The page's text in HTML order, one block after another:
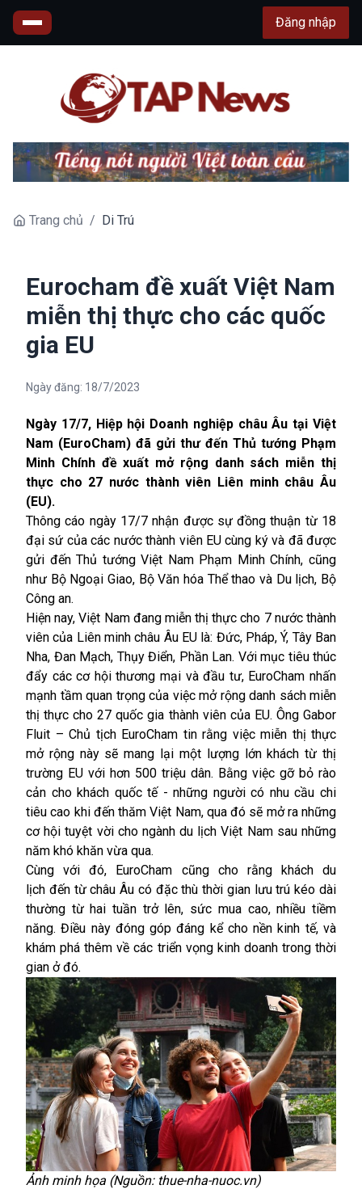
Đăng nhập
Trang chủ / Di Trú
Eurocham đề xuất Việt Nam
miễn thị thực cho các quốc
gia EU
Ngày đăng: 18/7/2023
Ngày 17/7, Hiệp hội Doanh nghiệp châu Âu tại Việt
Nam (EuroCham) đã gửi thư đến Thủ tướng Phạm
Minh Chính đề xuất mở rộng danh sách miễn thị
thực cho 27 nước thành viên Liên minh châu Âu
(EU).
Thông cáo ngày 17/7 nhận được sự đồng thuận từ 18
đại sứ của các nước thành viên EU cùng ký và đã được
gửi đến Thủ tướng Việt Nam Phạm Minh Chính, cũng
như Bộ Ngoại Giao, Bộ Văn hóa Thể thao và Du lịch, Bộ
Công an.
Hiện nay, Việt Nam đang miễn thị thực cho 7 nước thành
viên của Liên minh châu Âu EU là: Đức, Pháp, Ý, Tây Ban
Nha, Đan Mạch, Thụy Điển, Phần Lan. Với mục tiêu thúc
đẩy các cơ hội thương mại và đầu tư, EuroCham nhấn
mạnh tầm quan trọng của việc mở rộng danh sách miễn
thị thực cho 27 quốc gia thành viên của EU. Ông Gabor
Fluit – Chủ tịch EuroCham tin rằng việc miễn thị thực
mở rộng này sẽ mang lại một lượng lớn khách từ thị
trường EU với hơn 500 triệu dân. Bằng việc gỡ bỏ rào
cản cho khách quốc tế - những người có nhu cầu chi
tiêu cao khi đến thăm Việt Nam, qua đó sẽ mở ra những
cơ hội tuyệt vời cho ngànhdu lịch Việt Nam sau những
năm khó khăn vừa qua.
Cùng với đó, EuroCham cũng cho rằng khách du
lịch đến từ châu Âu có đặc thù thời gian lưu trú kéo dài
thường từ hai tuần trở lên, sức mua cao, nhiều tiềm
năng. Điều này đóng góp đáng kể cho nền kinh tế, và
khám phá thêm về các triển vọng kinh doanh trong thời
gian ở đó.
Ảnh minh họa (Nguồn: thue-nha-nuoc.vn)